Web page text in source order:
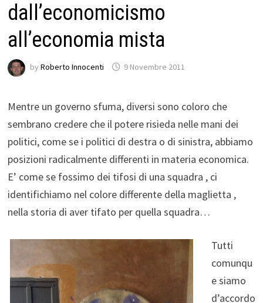
dall’economicismo
all’economia mista
by Roberto Innocenti 9 Novembre 2011
Mentre un governo sfuma, diversi sono coloro che
sembrano credere che il potere risieda nelle mani dei
politici, come se i politici di destra o di sinistra, abbiamo
posizioni radicalmente differenti in materia economica.
E’ come se fossimo dei tifosi di una squadra , ci
identifichiamo nel colore differente della maglietta ,
nella storia di aver tifato per quella squadra…
Tutti
comunqu
e siamo
d’accordo